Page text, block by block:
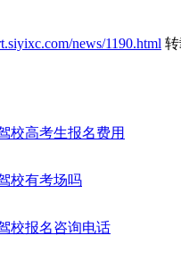
news/1190.html
校高考生报名费用
校有考场吗
校报名咨询电话